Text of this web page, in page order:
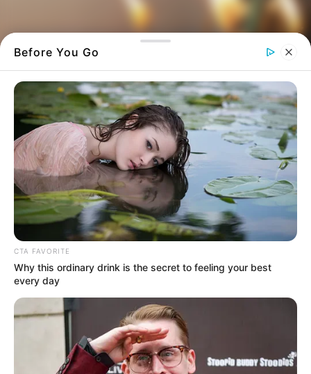
Βαθιά θλίψη και συγκίνηση έχει σκορπίσει
στην τοπική κοινωνία της Χαλκίδας η είδηση
ενός αιφνίδιου θανάτου, που ήρθε
απροσδόκητα και άφησε πίσω του βαρύ
πένθος.
Η απώλεια αυτή πάγωσε συγγενείς, φίλους και
γνωστούς, που αδυνατούν ακόμη να
Before You Go
CTA FAVORITE
Why this ordinary drink is the secret to feeling your best
every day